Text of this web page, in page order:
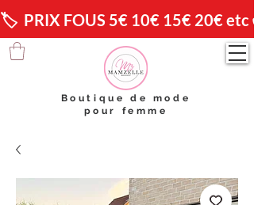
🏷️  PRIX FOUS 5€ 10€ 15€ 20€ etc
Boutique de mode
pour femme